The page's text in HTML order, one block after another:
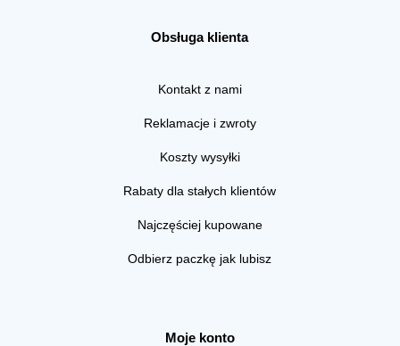
Obsługa klienta
Kontakt z nami
Reklamacje i zwroty
Koszty wysyłki
Rabaty dla stałych klientów
Najczęściej kupowane
Odbierz paczkę jak lubisz
Moje konto